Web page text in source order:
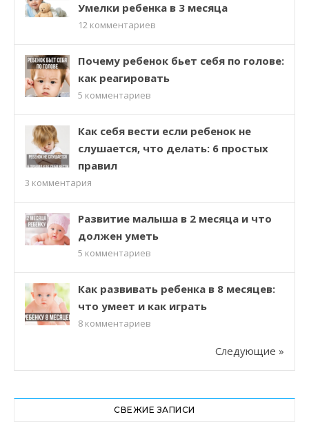
Умелки ребенка в 3 месяца
12 комментариев
Почему ребенок бьет себя по голове:
как реагировать
5 комментариев
Как себя вести если ребенок не
слушается, что делать: 6 простых
правил
3 комментария
Развитие малыша в 2 месяца и что
должен уметь
5 комментариев
Как развивать ребенка в 8 месяцев:
что умеет и как играть
8 комментариев
Следующие »
СВЕЖИЕ ЗАПИСИ